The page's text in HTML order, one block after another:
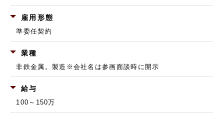
雇用形態
準委任契約
業種
非鉄金属。製造 ※会社名は参画面談時に開示
給与
100～150万